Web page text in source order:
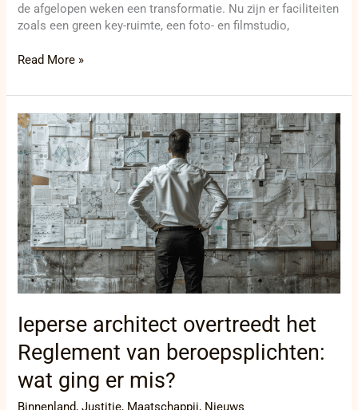
de afgelopen weken een transformatie. Nu zijn er faciliteiten
zoals een green key-ruimte, een foto- en filmstudio,
Read More »
Ieperse architect overtreedt het
Reglement van beroepsplichten:
wat ging er mis?
Binnenland,Justitie, Maatschappij, Nieuws
Ieperse
architect
overtreedt
het
Reglement
van
beroepsplichten:
wat
ging
er
mis?